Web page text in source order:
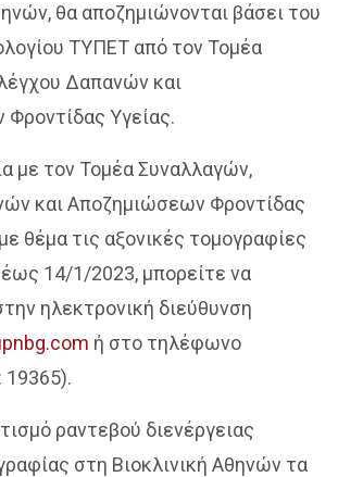
θα αποζημιώνονται βάσει του
ΤΥΠΕΤ από τον Τομέα
Δαπανών και
Υγείας.
με τον Τομέα Συναλλαγών,
και Αποζημιώσεων Φροντίδας
θέμα τις αξονικές τομογραφίες
14/1/2023, μπορείτε να
ηλεκτρονική διεύθυνση
ή στο τηλέφωνο
19365).
ραντεβού διενέργειας
στη Βιοκλινική Αθηνών τα